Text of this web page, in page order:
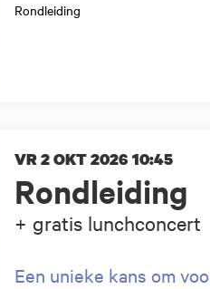
Rondleiding
Rondleiding
+ gratis lunchconcert
VR 2 OKT 2026 10:45
Een unieke kans om